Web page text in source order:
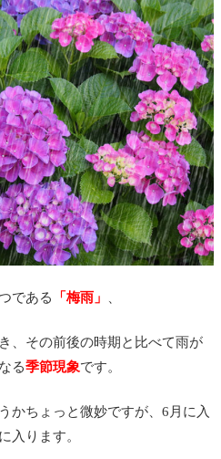
である 「梅雨」
、その前後の時期と比べて雨が
る季節現象です。
かちょっと微妙ですが、6月に入
入ります。